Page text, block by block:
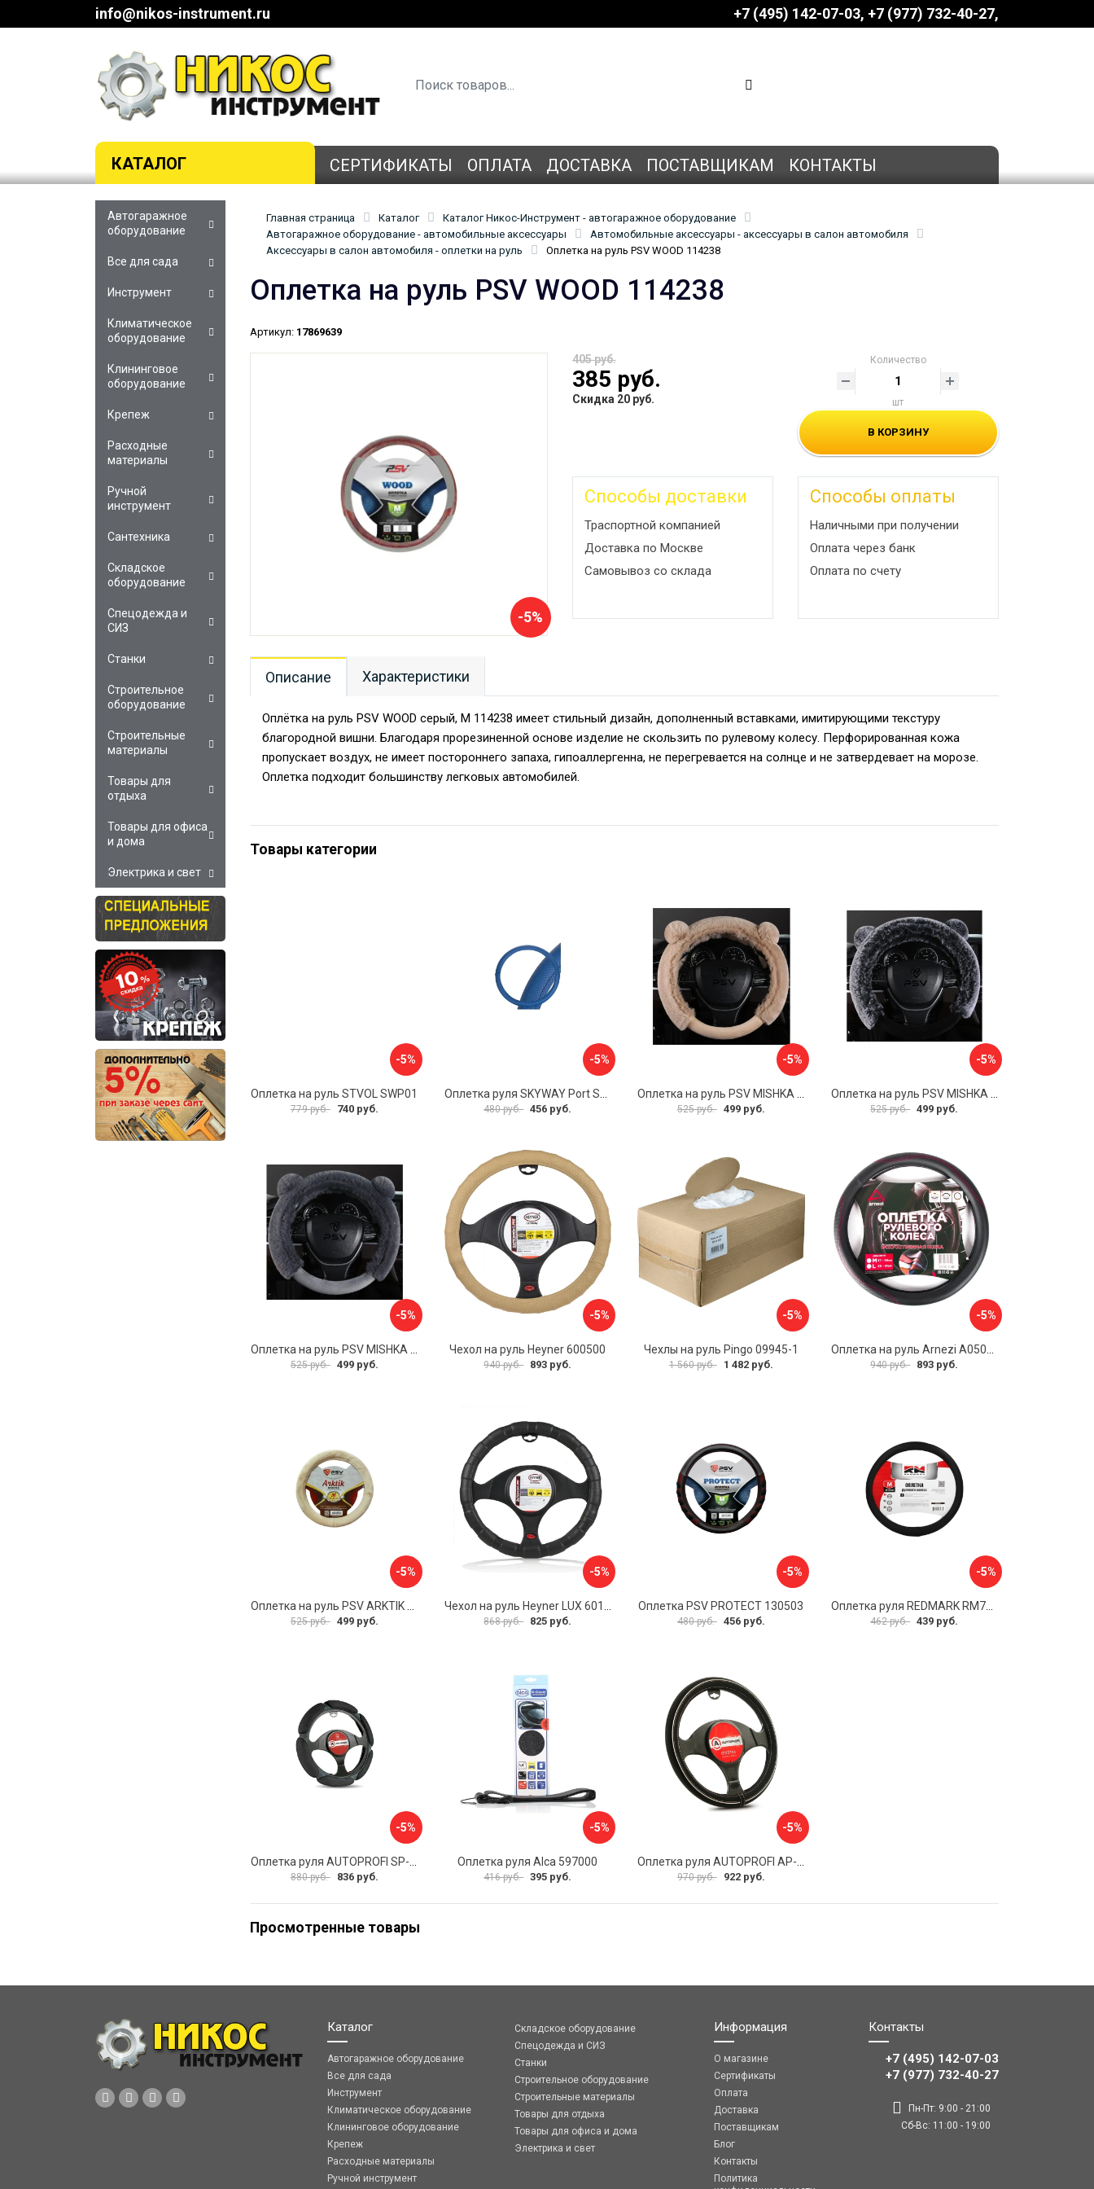
info@nikos-instrument.ru +7 (495) 142-07-03 ‎‎+7 (977) 732-40-27
КАТАЛОГ СЕРТИФИКАТЫ ОПЛАТА ДОСТАВКА ПОСТАВЩИКАМ КОНТАКТЫ
Главная страница Каталог
Каталог Никос-Инструмент - автогаражное оборудование
Автогаражное оборудование - автомобильные аксессуары
Автомобильные аксессуары - аксессуары в салон автомобиля
Аксессуары в салон автомобиля - оплетки на руль
Оплетка на руль PSV WOOD 114238
Оплетка на руль PSV WOOD 114238
Артикул: 17869639
-5%
405 руб.
385 руб.
Скидка 20 руб.
Количество
шт
В КОРЗИНУ
Способы доставки
Траспортной компанией
Доставка по Москве
Самовывоз со склада
Способы оплаты
Наличными при получении
Оплата через банк
Оплата по счету
Описание Характеристики
Оплётка на руль PSV WOOD серый, M 114238 имеет стильный дизайн, дополненный вставками, имитирующими текстуру
благородной вишни. Благодаря прорезиненной основе изделие не скользить по рулевому колесу. Перфорированная кожа
пропускает воздух, не имеет постороннего запаха, гипоаллергенна, не перегревается на солнце и не затвердевает на морозе.
Оплетка подходит большинству легковых автомобилей.
Товары категории
-5%
Оплетка на руль STVOL SWP01
779 руб. 740 руб.
-5%
480 руб. 456 руб.
-5%
525 руб. 499 руб.
-5%
525 руб. 499 руб.
-5%
Оплетка на руль PSV MISHKA Premium 136096
525 руб. 499 руб.
-5%
Чехол на руль Heyner 600500
940 руб. 893 руб.
-5%
Чехлы на руль Pingo 09945-1
1 560 руб. 1 482 руб.
-5%
Оплетка на руль Arnezi A0501040
940 руб. 893 руб.
-5%
525 руб. 499 руб.
-5%
868 руб. 825 руб.
-5%
Оплетка PSV PROTECT 130503
480 руб. 456 руб.
-5%
Оплетка руля REDMARK RM78002
462 руб. 439 руб.
-5%
880 руб. 836 руб.
-5%
Оплетка руля Alca 597000
416 руб. 395 руб.
-5%
970 руб. 922 руб.
Просмотренные товары
Автогаражное
оборудование
Все для сада
Инструмент
Климатическое
оборудование
Клининговое
оборудование
Крепеж
Расходные
материалы
Ручной
инструмент
Сантехника
Складское
оборудование
Спецодежда и
СИЗ
Станки
Строительное
оборудование
Строительные
материалы
Товары для
отдыха
Товары для офиса
и дома
Электрика и свет
Каталог
Автогаражное оборудование
Все для сада
Инструмент
Климатическое оборудование
Клининговое оборудование
Крепеж
Расходные материалы
Ручной инструмент
Складское оборудование
Спецодежда и СИЗ
Станки
Строительное оборудование
Строительные материалы
Товары для отдыха
Товары для офиса и дома
Электрика и свет
Информация
О магазине
Сертификаты
Оплата
Доставка
Поставщикам
Блог
Контакты
Политика
Контакты
+7 (495) 142-07-03
‎‎+7 (977) 732-40-27
Пн-Пт: 9:00 - 21:00
Сб-Вс: 11:00 - 19:00